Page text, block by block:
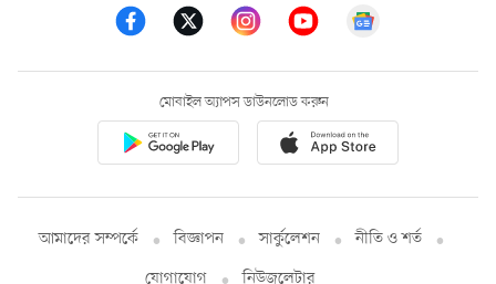
মোবাইল অ্যাপস ডাউনলোড করুন
আমাদের সম্পর্কে বিজ্ঞাপন সার্কুলেশন
নীতি ও শর্ত
যোগাযোগ
নিউজলেটার